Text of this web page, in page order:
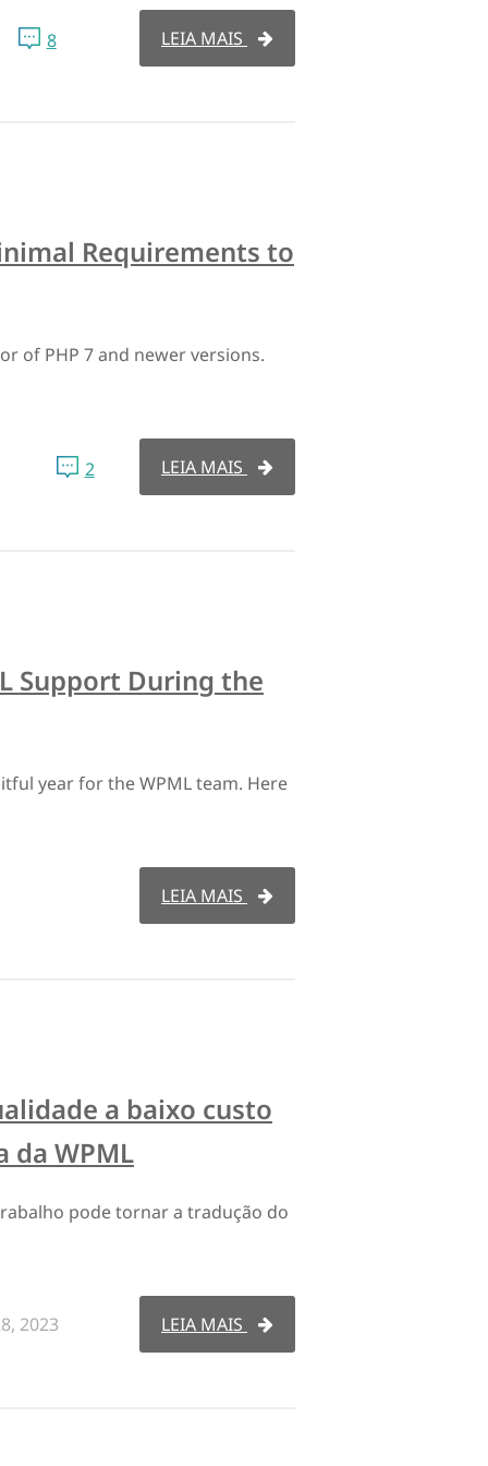
8 LEIA MAIS
Requirements to
of PHP 7 and newer versions.
2 LEIA MAIS
Support During the
year for the WPML team. Here
LEIA MAIS
a baixo custo
WPML
pode tornar a tradução do
2023 LEIA MAIS